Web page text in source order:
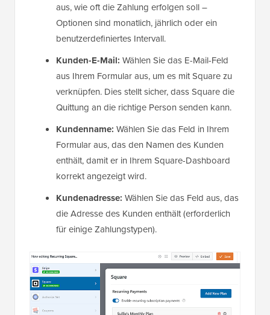
aus, wie oft die Zahlung erfolgen soll –
Optionen sind monatlich, jährlich oder ein
benutzerdefiniertes Intervall.
Kunden-E-Mail: Wählen Sie das E-Mail-Feld
aus Ihrem Formular aus, um es mit Square zu
verknüpfen. Dies stellt sicher, dass Square die
Quittung an die richtige Person senden kann.
Kundenname: Wählen Sie das Feld in Ihrem
Formular aus, das den Namen des Kunden
enthält, damit er in Ihrem Square-Dashboard
korrekt angezeigt wird.
Kundenadresse: Wählen Sie das Feld aus, das
die Adresse des Kunden enthält (erforderlich
für einige Zahlungstypen).